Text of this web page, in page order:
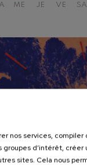
ME JE VE SA
nos services, compiler
d’intérêt, créer
sites. Cela nous